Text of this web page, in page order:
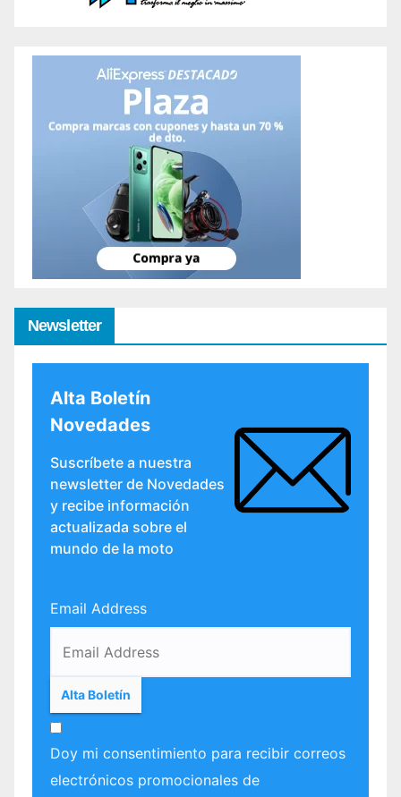
Newsletter
Alta Boletín
Novedades
Suscríbete a nuestra
newsletter de Novedades
y recibe información
actualizada sobre el
mundo de la moto
Email Address
Doy mi consentimiento para recibir correos
electrónicos promocionales de